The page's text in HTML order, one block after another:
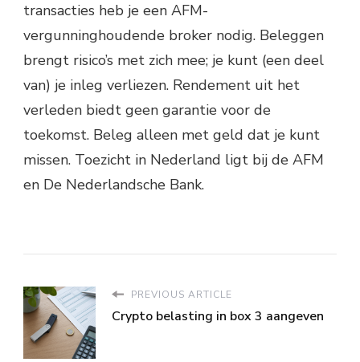
transacties heb je een AFM-
vergunninghoudende broker nodig. Beleggen
brengt risico’s met zich mee; je kunt (een deel
van) je inleg verliezen. Rendement uit het
verleden biedt geen garantie voor de
toekomst. Beleg alleen met geld dat je kunt
missen. Toezicht in Nederland ligt bij de AFM
en De Nederlandsche Bank.
PREVIOUS ARTICLE
Crypto belasting in box 3 aangeven